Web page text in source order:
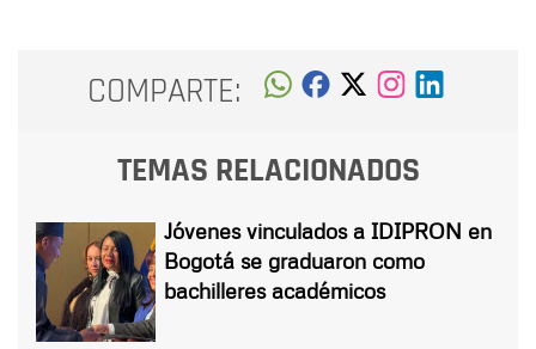
COMPARTE:
TEMAS RELACIONADOS
Jóvenes vinculados a IDIPRON en
Bogotá se graduaron como
bachilleres académicos